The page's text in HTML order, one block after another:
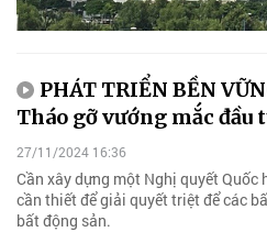
PHÁT TRIỂN BỀN
Tháo gỡ vướng mắc đầu
27/11/2024 16:36
Cần xây dựng một Nghị quyết
cần thiết để giải quyết triệt để các
bất động sản.